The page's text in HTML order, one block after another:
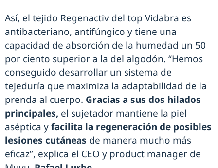
Así, el tejido Regenactiv del top Vidabra es
antibacteriano, antifúngico y tiene una
capacidad de absorción de la humedad un 50
por ciento superior a la del algodón. “Hemos
conseguido desarrollar un sistema de
tejeduría que maximiza la adaptabilidad de la
prenda al cuerpo. Gracias a sus dos hilados
principales, el sujetador mantiene la piel
aséptica yfacilita la regeneración de posibles
lesiones cutáneas de manera mucho más
eficaz”, explica el CEO y product manager de